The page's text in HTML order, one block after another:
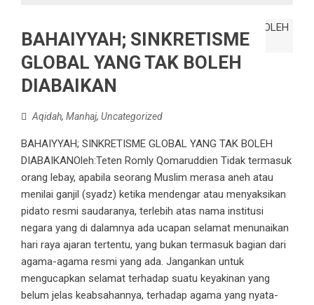
BAHAIYYAH; SINKRETISME
GLOBAL YANG TAK BOLEH
DIABAIKAN
Aqidah, Manhaj, Uncategorized
BAHAIYYAH; SINKRETISME GLOBAL YANG TAK BOLEH
DIABAIKANOleh:Teten Romly Qomaruddien Tidak termasuk
orang lebay, apabila seorang Muslim merasa aneh atau
menilai ganjil (syadz) ketika mendengar atau menyaksikan
pidato resmi saudaranya, terlebih atas nama institusi
negara yang di dalamnya ada ucapan selamat menunaikan
hari raya ajaran tertentu, yang bukan termasuk bagian dari
agama-agama resmi yang ada. Jangankan untuk
mengucapkan selamat terhadap suatu keyakinan yang
belum jelas keabsahannya, terhadap agama yang nyata-